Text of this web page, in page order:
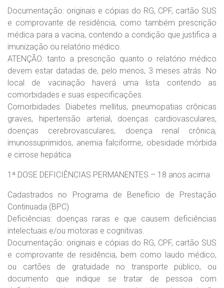
Documentação: originais e cópias do RG, CPF, cartão SUS
e comprovante de residência, como também prescrição
médica para a vacina, contendo a condição que justifica a
imunização ou relatório médico.
ATENÇÃO: tanto a prescrição quanto o relatório médico
devem estar datadas de, pelo menos, 3 meses atrás. No
local de vacinação haverá uma lista contendo as
comorbidades e suas especificações.
Comorbidades: Diabetes mellitus, pneumopatias crônicas
graves, hipertensão arterial, doenças cardiovasculares,
doenças cerebrovasculares, doença renal crônica,
imunossuprimidos, anemia falciforme, obesidade mórbida
e cirrose hepática.
1ª DOSE DEFICIÊNCIAS PERMANENTES – 18 anos acima
Cadastrados no Programa de Benefício de Prestação
Continuada (BPC)
Deficiências: doenças raras e que causem deficiências
intelectuais e/ou motoras e cognitivas.
Documentação: originais e cópias do RG, CPF, cartão SUS
e comprovante de residência, bem como laudo médico,
ou cartões de gratuidade no transporte público, ou
documento que indique se tratar de pessoa com